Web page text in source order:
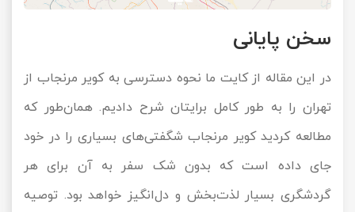
سخن پایانی
در این مقاله از کایت ما نحوه دسترسی به کویر مرنجاب از
تهران را به طور کامل برایتان شرح دادیم. همان‌طور که
مطالعه کردید کویر مرنجاب شگفتی‌های بسیاری را در خود
جای داده است که بدون شک سفر به آن برای هر
گردشگری بسیار لذت‌بخش و دل‌انگیز خواهد بود. توصیه